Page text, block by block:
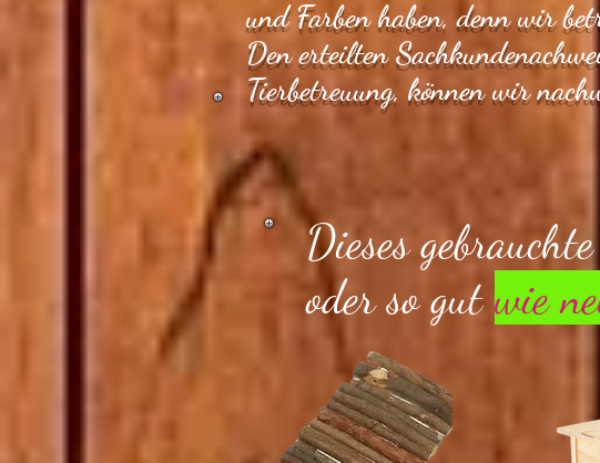
und Farben haben, denn wir
Den erteilten
Tierbetreuung, können wir
Dieses
oder so gut wie